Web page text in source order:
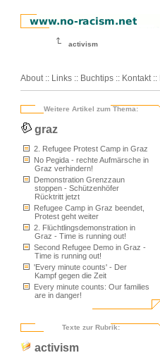
activism
About :: Links :: Buchtips :: Kontakt ::
Weitere Artikel zum Thema:
graz
2. Refugee Protest Camp in Graz
No Pegida - rechte Aufmärsche in
Graz verhindern!
Demonstration Grenzzaun
stoppen - Schützenhöfer
Rücktritt jetzt
Refugee Camp in Graz beendet,
Protest geht weiter
2. Flüchtlingsdemonstration in
Graz - Time is running out!
Second Refugee Demo in Graz -
Time is running out!
'Every minute counts' - Der
Kampf gegen die Zeit
Every minute counts: Our families
are in danger!
Texte zur Rubrik:
activism